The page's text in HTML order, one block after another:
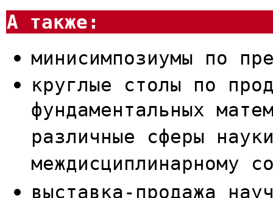
А также:
минисимпозиумы по
круглые столы по
фундаментальных
различные сферы
междисциплинарному
выставка-продажа